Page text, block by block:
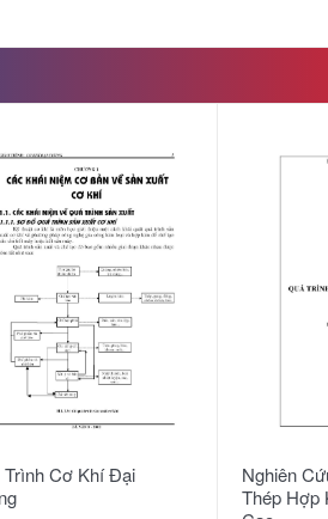
Trình Cơ Khí Đại
Nghiên
Thép Hợp